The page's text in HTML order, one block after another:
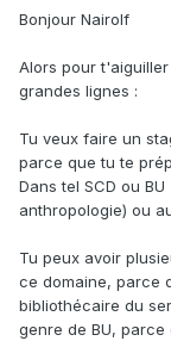
Bonjour Nairolf
Alors pour
grandes lignes :
Tu veux faire un
parce que tu te
Dans tel SCD ou
anthropologie) ou
Tu peux avoir
ce domaine, parce
bibliothécaire du
genre de BU,